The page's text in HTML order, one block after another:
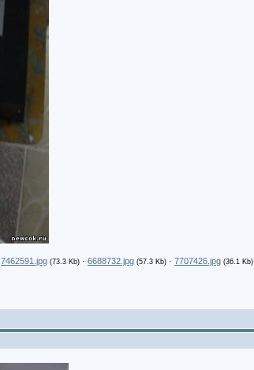
7462591.jpg (73.3 Kb) · 6688732.jpg (57.3 Kb) · 7707426.jpg (36.1 Kb)